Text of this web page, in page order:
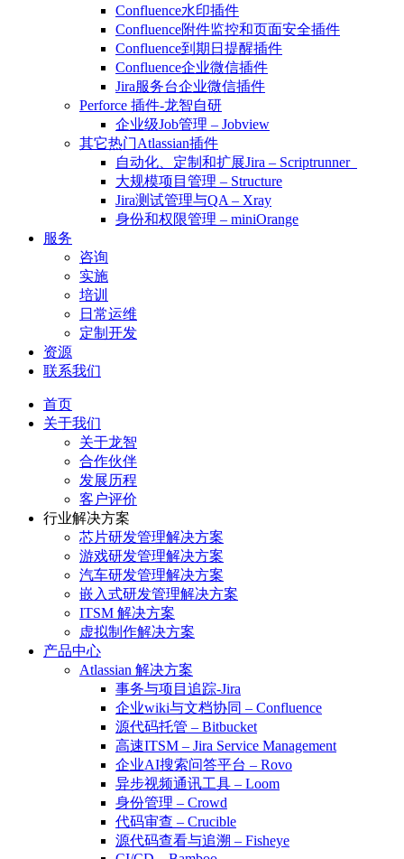
Confluence水印插件
Confluence附件监控和页面安全插件
Confluence到期日提醒插件
Confluence企业微信插件
Jira服务台企业微信插件
Perforce 插件-龙智自研
企业级Job管理 – Jobview
其它热门Atlassian插件
自动化、定制和扩展Jira – Scriptrunner
大规模项目管理 – Structure
Jira测试管理与QA – Xray
身份和权限管理 – miniOrange
服务
咨询
实施
培训
日常运维
定制开发
资源
联系我们
首页
关于我们
关于龙智
合作伙伴
发展历程
客户评价
行业解决方案
芯片研发管理解决方案
游戏研发管理解决方案
汽车研发管理解决方案
嵌入式研发管理解决方案
ITSM 解决方案
虚拟制作解决方案
产品中心
Atlassian 解决方案
事务与项目追踪-Jira
企业wiki与文档协同 – Confluence
源代码托管 – Bitbucket
高速ITSM – Jira Service Management
企业AI搜索问答平台 – Rovo
异步视频通讯工具 – Loom
身份管理 – Crowd
代码审查 – Crucible
源代码查看与追溯 – Fisheye